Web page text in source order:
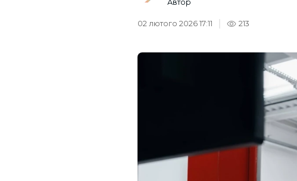
Автор
02 лютого 2026 17:11 213